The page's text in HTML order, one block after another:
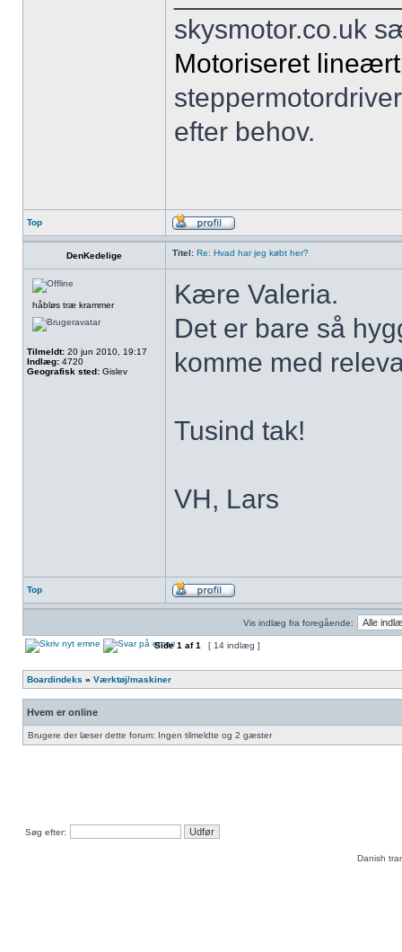
skysmotor.co.uk
Motoriseret
efter behov.
Top
DenKedelige Titel: Re: Hvad har jeg købt her?
håbløs træ krammer
Tilmeldt: 20 jun 2010, 19:17
Indlæg: 4720
Geografisk sted: Gislev
Kære Valeria.
Det er bare så
komme med
Tusind tak!
VH, Lars
Top
Vis indlæg fra foregående:
Side1 af1 [ 14 indlæg ]
Boardindeks » Værktøj/maskiner
Hvem er online
Brugere der læser dette forum: Ingen tilmeldte og 2 gæster
Søg efter:
Danish